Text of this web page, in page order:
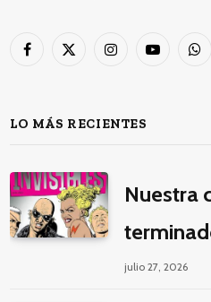
Facebook
X
InstagramYouTube
LO MÁS RECIENTES
Nuestra
la guerra
julio 27, 2026